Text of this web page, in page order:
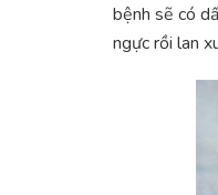
bệnh sẽ có
ngực rồi lan